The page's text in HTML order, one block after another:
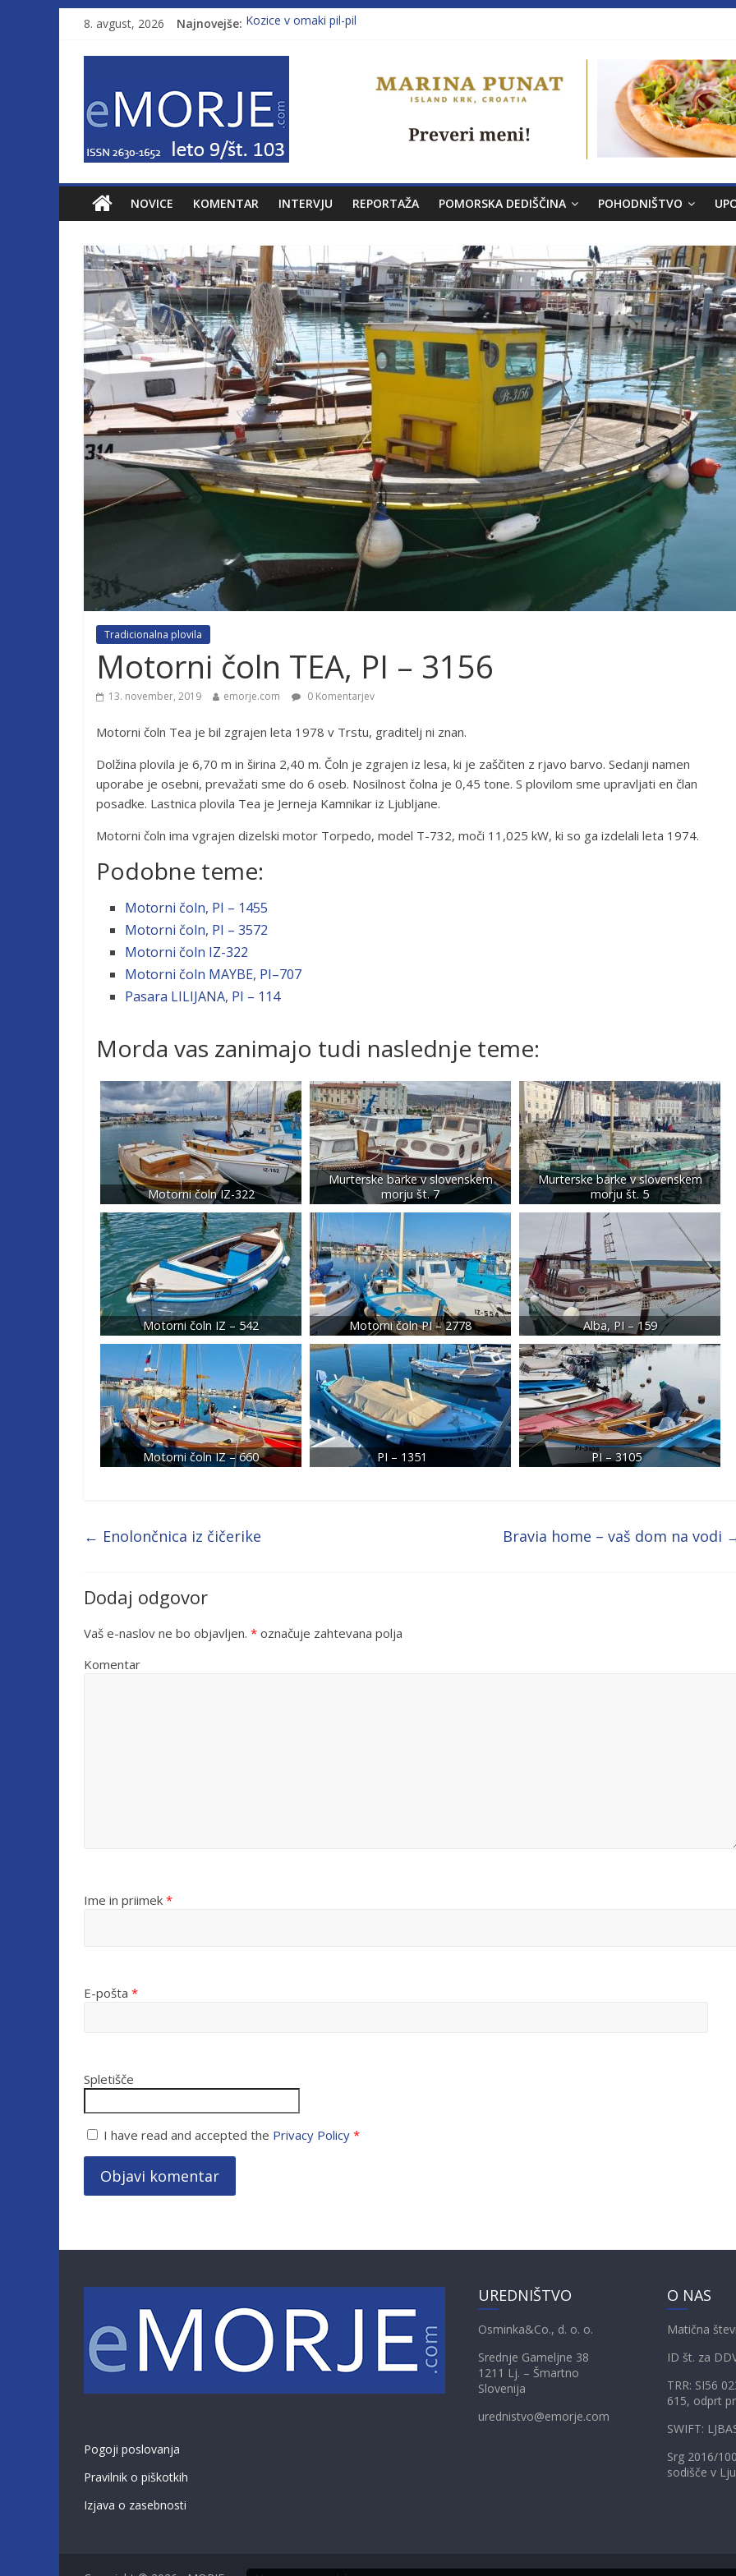
8. avgust, 2026 Najnovejše: Kozice v omaki pil-pil
Od morja do gorja 11
Poletje, ki ponuja več
NOVICE KOMENTAR INTERVJU REPORTAŽA POMORSKA DEDIŠČINA POHODNIŠTVO
Tradicionalna plovila
Motorni čoln TEA, PI – 3156
13. november, 2019 emorje.com 0 Komentarjev
Motorni čoln Tea je bil zgrajen leta 1978 v Trstu, graditelj ni znan.
Dolžina plovila je 6,70 m in širina 2,40 m. Čoln je zgrajen iz lesa, ki je zaščiten z rjavo barvo. Sedanji namen
uporabe je osebni, prevažati sme do 6 oseb. Nosilnost čolna je 0,45 tone. S plovilom sme upravljati en član
posadke. Lastnica plovila Tea je Jerneja Kamnikar iz Ljubljane.
Motorni čoln ima vgrajen dizelski motor Torpedo, model T-732, moči 11,025 kW, ki so ga izdelali leta 1974.
Podobne teme:
Motorni čoln, PI – 1455
Motorni čoln, PI – 3572
Motorni čoln IZ-322
Motorni čoln MAYBE, PI–707
Pasara LILIJANA, PI – 114
Morda vas zanimajo tudi naslednje teme:
Motorni čoln IZ-322
Murterske barke v slovenskem
morju št. 7
Murterske barke v slovenskem
morju št. 5
Motorni čoln IZ – 542 Motorni čoln PI – 2778 Alba, PI – 159
Motorni čoln IZ – 660 PI – 1351 PI – 3105
← Enolončnica iz čičerike Bravia home – vaš dom na vodi
Dodaj odgovor
Vaš e-naslov ne bo objavljen. * označuje zahtevana polja
Komentar
Ime in priimek *
E-pošta *
Spletišče
I have read and accepted the Privacy Policy *
Pogoji poslovanja
Pravilnik o piškotkih
Izjava o zasebnosti
UREDNIŠTVO
Osminka&Co., d. o. o.
Srednje Gameljne 38
1211 Lj. – Šmartno
Slovenija
urednistvo@emorje.com
O NAS
Matična
ID št. za
TRR: SI56
615, odprt
SWIFT:
Srg 2016/
sodišče v